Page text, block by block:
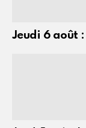
Jeudi 6 août